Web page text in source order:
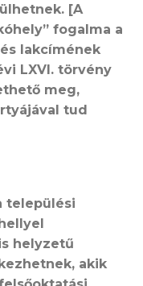
[A
fogalma a
lakcímének
LXVI. törvény
meg,
tud
települési
helyzetű
akik